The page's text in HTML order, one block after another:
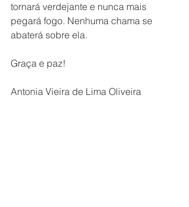
tornará verdejante e nunca mais
pegará fogo. Nenhuma chama se
abaterá sobre ela.
Graça e paz!
Antonia Vieira de Lima Oliveira